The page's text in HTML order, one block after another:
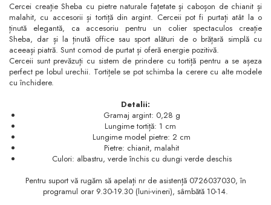
Cercei creație Sheba cu pietre naturale fațetate și caboșon de chianit și
malahit, cu accesorii și tortiță din argint. Cerceii pot fi purtați atât la o
ținută elegantă, ca accesoriu pentru un colier spectaculos creație
Sheba, dar și la ținută office sau sport alături de o brățară simplă cu
aceeași piatră. Sunt comod de purtat și oferă energie pozitivă.
Cerceii sunt prevăzuți cu sistem de prindere cu tortiță pentru a se așeza
perfect pe lobul urechii. Tortițele se pot schimba la cerere cu alte modele
cu închidere.
Detalii:
Gramaj argint: 0,28 g
Lungime tortiță: 1 cm
Lungime model pietre: 2 cm
Pietre: chianit, malahit
Culori: albastru, verde închis cu dungi verde deschis
Pentru suport vă rugăm să apelați nr de asistență 0726037030, în
programul orar 9.30-19.30 (luni-vineri), sâmbătă 10-14.